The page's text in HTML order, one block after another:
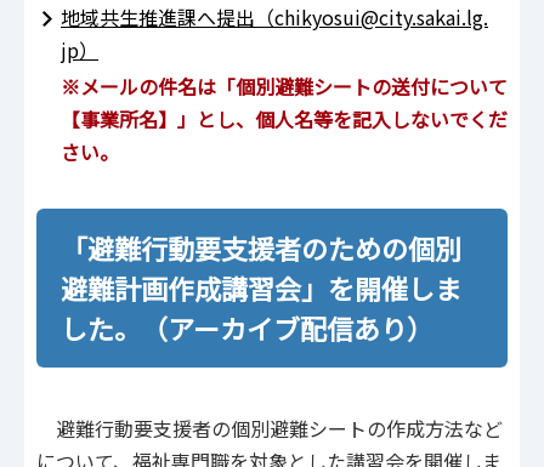
地域共生推進課へ提出（chikyosui@city.sakai.lg.
jp）
※メールの件名は「個別避難シートの送付について
【事業所名】」とし、個人名等を記入しないでくだ
さい。
「避難行動要支援者のための個別
避難計画作成講習会」を開催しま
した。（アーカイブ配信あり）
避難行動要支援者の個別避難シートの作成方法など